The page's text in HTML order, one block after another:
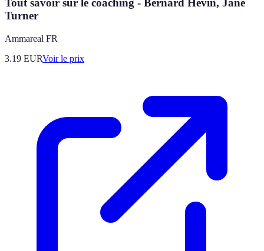
Tout savoir sur le coaching - Bernard Hévin, Jane
Turner
Ammareal FR
3.19 EURVoir le prix